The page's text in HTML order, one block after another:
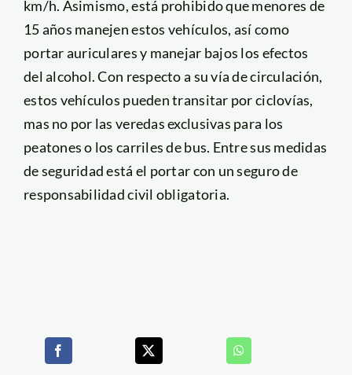
km/h. Asimismo, está prohibido que menores de
15 años manejen estos vehículos, así como
portar auriculares y manejar bajos los efectos
del alcohol. Con respecto a su vía de circulación,
estos vehículos pueden transitar por ciclovías,
mas no por las veredas exclusivas para los
peatones o los carriles de bus. Entre sus medidas
de seguridad está el portar con un seguro de
responsabilidad civil obligatoria.